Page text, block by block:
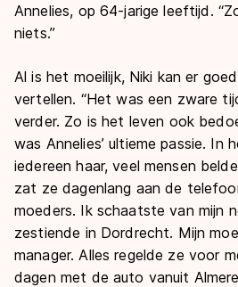
Annelies, op 64-jarige leeftijd.
niets.”
Al is het moeilijk, Niki kan er
vertellen. “Het was een zware
verder. Zo is het leven ook
was Annelies’ ultieme passie. In
iedereen haar, veel mensen
zat ze dagenlang aan de
moeders. Ik schaatste van mijn
zestiende in Dordrecht. Mijn
manager. Alles regelde ze voor
dagen met de auto vanuit